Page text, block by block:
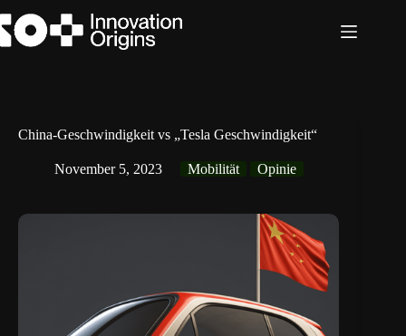
Inhalt
springen
China-Geschwindigkeit vs „Tesla Geschwindigkeit“
November 5, 2023 Mobilität Opinie